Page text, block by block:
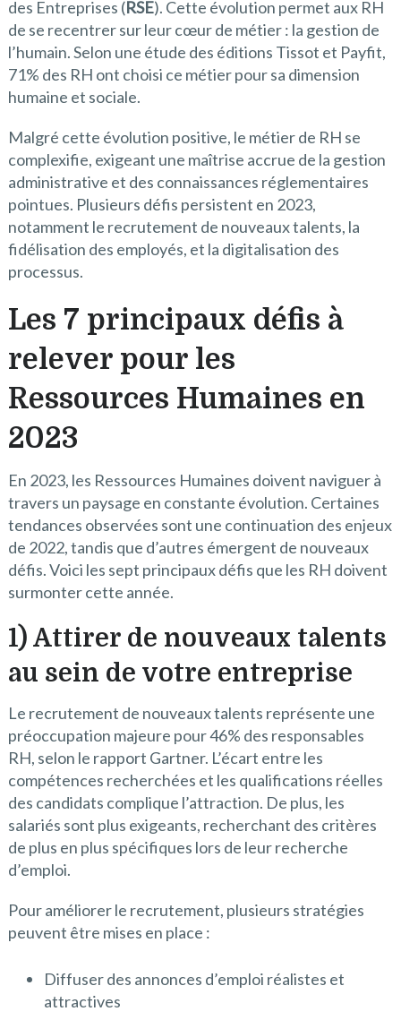
des Entreprises (RSE). Cette évolution permet aux RH
de se recentrer sur leur cœur de métier : la gestion de
l’humain. Selon une étude des éditions Tissot et Payfit,
71% des RH ont choisi ce métier pour sa dimension
humaine et sociale.
Malgré cette évolution positive, le métier de RH se
complexifie, exigeant une maîtrise accrue de la gestion
administrative et des connaissances réglementaires
pointues. Plusieurs défis persistent en 2023,
notamment le recrutement de nouveaux talents, la
fidélisation des employés, et la digitalisation des
processus.
Les 7 principaux défis à
relever pour les
Ressources Humaines en
2023
En 2023, les Ressources Humaines doivent naviguer à
travers un paysage en constante évolution. Certaines
tendances observées sont une continuation des enjeux
de 2022, tandis que d’autres émergent de nouveaux
défis. Voici les sept principaux défis que les RH doivent
surmonter cette année.
1) Attirer de nouveaux talents
au sein de votre entreprise
Le recrutement de nouveaux talents représente une
préoccupation majeure pour 46% des responsables
RH, selon le rapport Gartner. L’écart entre les
compétences recherchées et les qualifications réelles
des candidats complique l’attraction. De plus, les
salariés sont plus exigeants, recherchant des critères
de plus en plus spécifiques lors de leur recherche
d’emploi.
Pour améliorer le recrutement, plusieurs stratégies
peuvent être mises en place :
Diffuser des annonces d’emploi réalistes et
attractives